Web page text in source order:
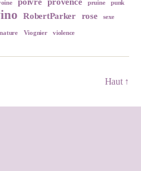
poivre provence pruine punk
RobertParker rose sexe
Viognier violence
Haut ↑